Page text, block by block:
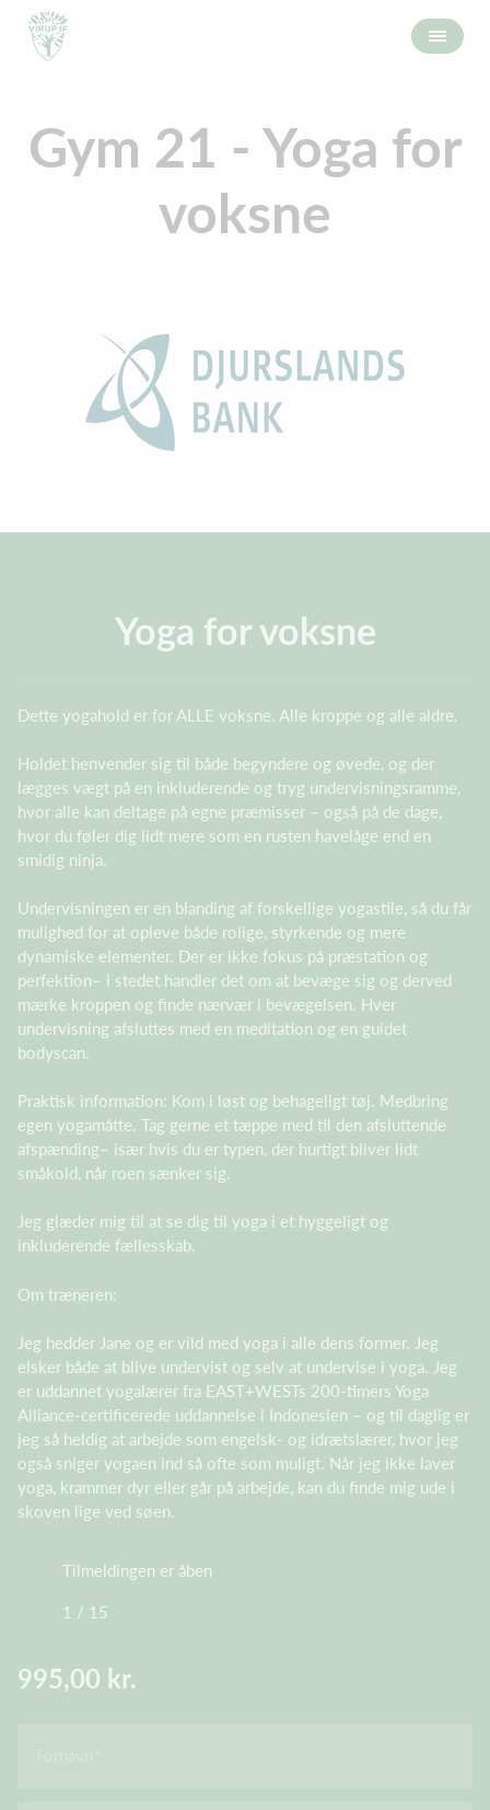
Gym 21 - Yoga for
voksne
Yoga for voksne
Dette yogahold er for ALLE voksne. Alle kroppe og alle aldre.
Holdet henvender sig til både begyndere og øvede, og der
lægges vægt på en inkluderende og tryg undervisningsramme,
hvor alle kan deltage på egne præmisser – også på de dage,
hvor du føler dig lidt mere som en rusten havelåge end en
smidig ninja.
Undervisningen er en blanding af forskellige yogastile, så du får
mulighed for at opleve både rolige, styrkende og mere
dynamiske elementer. Der er ikke fokus på præstation og
perfektion– i stedet handler det om at bevæge sig og derved
mærke kroppen og finde nærvær i bevægelsen. Hver
undervisning afsluttes med en meditation og en guidet
bodyscan.
Praktisk information: Kom i løst og behageligt tøj. Medbring
egen yogamåtte. Tag gerne et tæppe med til den afsluttende
afspænding– især hvis du er typen, der hurtigt bliver lidt
småkold, når roen sænker sig.
Jeg glæder mig til at se dig til yoga i et hyggeligt og
inkluderende fællesskab.
Om træneren:
Jeg hedder Jane og er vild med yoga i alle dens former. Jeg
elsker både at blive undervist og selv at undervise i yoga. Jeg
er uddannet yogalærer fra EAST+WESTs 200-timers Yoga
Alliance-certificerede uddannelse i Indonesien – og til daglig er
jeg så heldig at arbejde som engelsk- og idrætslærer, hvor jeg
også sniger yogaen ind så ofte som muligt. Når jeg ikke laver
yoga, krammer dyr eller går på arbejde, kan du finde mig ude i
skoven lige ved søen.
Tilmeldingen er åben
1 / 15
995,00 kr.